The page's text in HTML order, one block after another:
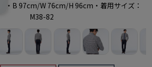
・B 97cm/W 76cm/H 96cm・着用サイズ：
M38-82